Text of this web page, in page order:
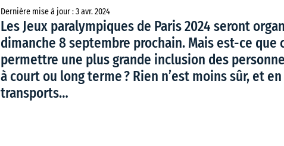
Dernière mise à jour :3 avr. 2024
Les Jeux paralympiques de Paris 2024 seront
dimanche 8 septembre prochain. Mais est-ce que
permettre une plus grande inclusion des
à court ou long terme ? Rien n’est moins sûr, et
transports…